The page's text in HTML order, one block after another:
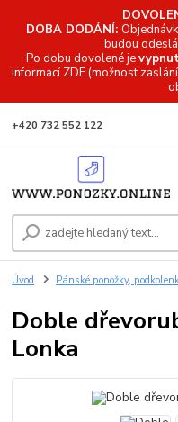
DOBA DODÁNÍ:
budou
Po dobu dovolené je
informacíZDE (možnost
+420 732 552 122
Úvod Pánské ponožky,
Doble
Lonka